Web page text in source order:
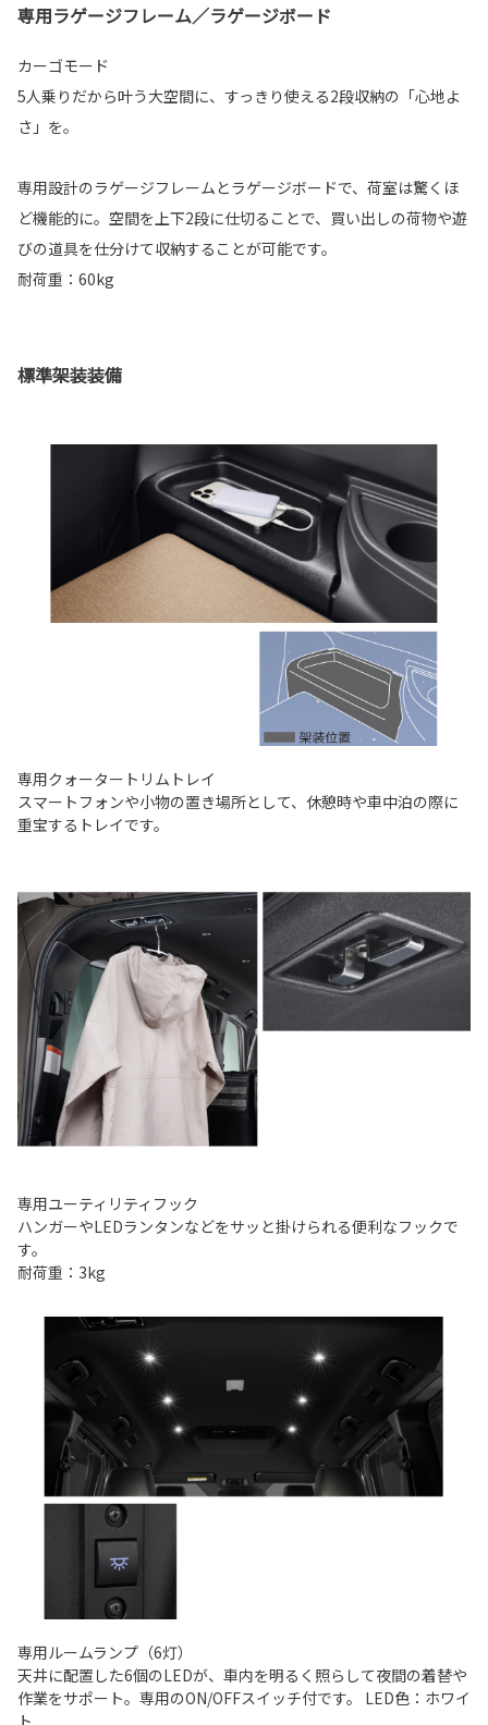
専用ラゲージフレーム／ラゲージボード
カーゴモード
5人乗りだから叶う大空間に、すっきり使える2段収納の「心地よ
さ」を。
専用設計のラゲージフレームとラゲージボードで、荷室は驚くほ
ど機能的に。空間を上下2段に仕切ることで、買い出しの荷物や遊
びの道具を仕分けて収納することが可能です。
耐荷重：60kg
標準架装装備
専用クォータートリムトレイ
スマートフォンや小物の置き場所として、休憩時や車中泊の際に
重宝するトレイです。
専用ユーティリティフック
ハンガーやLEDランタンなどをサッと掛けられる便利なフックで
す。
耐荷重：3kg
専用ルームランプ（6灯）
天井に配置した6個のLEDが、車内を明るく照らして夜間の着替や
作業をサポート。専用のON/OFFスイッチ付です。 LED色：ホワイ
ト